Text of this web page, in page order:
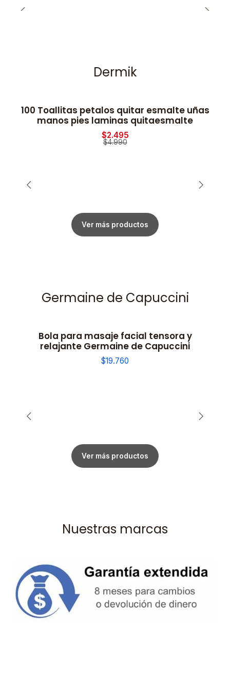
Dermik
-50% OFF
100 Toallitas petalos quitar esmalte uñas
manos pies laminas quitaesmalte
$2.495
$4.990
Ver más productos
Germaine de Capuccini
Bola para masaje facial tensora y
relajante Germaine de Capuccini
$19.760
Ver más productos
Nuestras marcas